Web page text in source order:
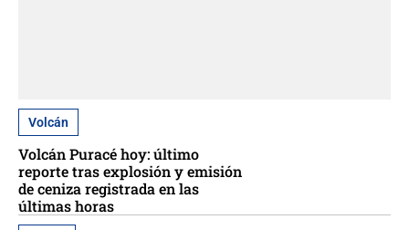
Volcán
Volcán Puracé hoy: último
reporte tras explosión y emisión
de ceniza registrada en las
últimas horas